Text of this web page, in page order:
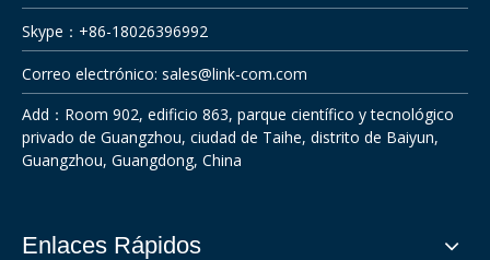
Skype：+86-18026396992
Correo electrónico: sales@link-com.com
Add：Room 902, edificio 863, parque científico y tecnológico
privado de Guangzhou, ciudad de Taihe, distrito de Baiyun,
Guangzhou, Guangdong, China
Enlaces Rápidos